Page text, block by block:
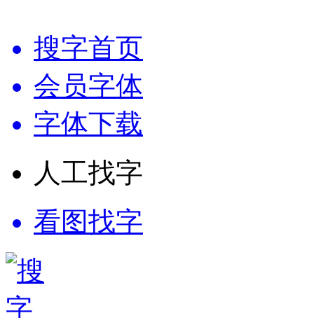
搜字首页
会员字体
字体下载
人工找字
看图找字